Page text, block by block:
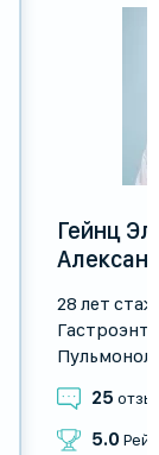
Гейнц
28 лет
25
5.0